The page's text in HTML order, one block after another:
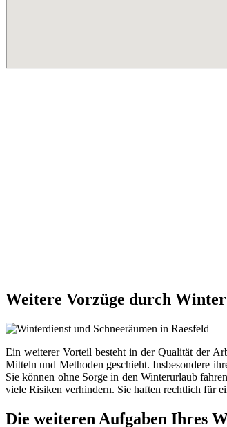
Weitere Vorzüge durch
Ein weiterer Vorteil besteht in der Qualität der
Mitteln und Methoden geschieht. Insbesondere
Sie können ohne Sorge in den Winterurlaub
viele Risiken verhindern. Sie haften rechtlich für
Die weiteren Aufgaben Ihres